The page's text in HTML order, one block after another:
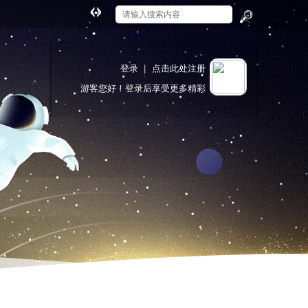
索
切
换
宽
版
登录
点击此处注册
游客您好！登录后享受更多精彩